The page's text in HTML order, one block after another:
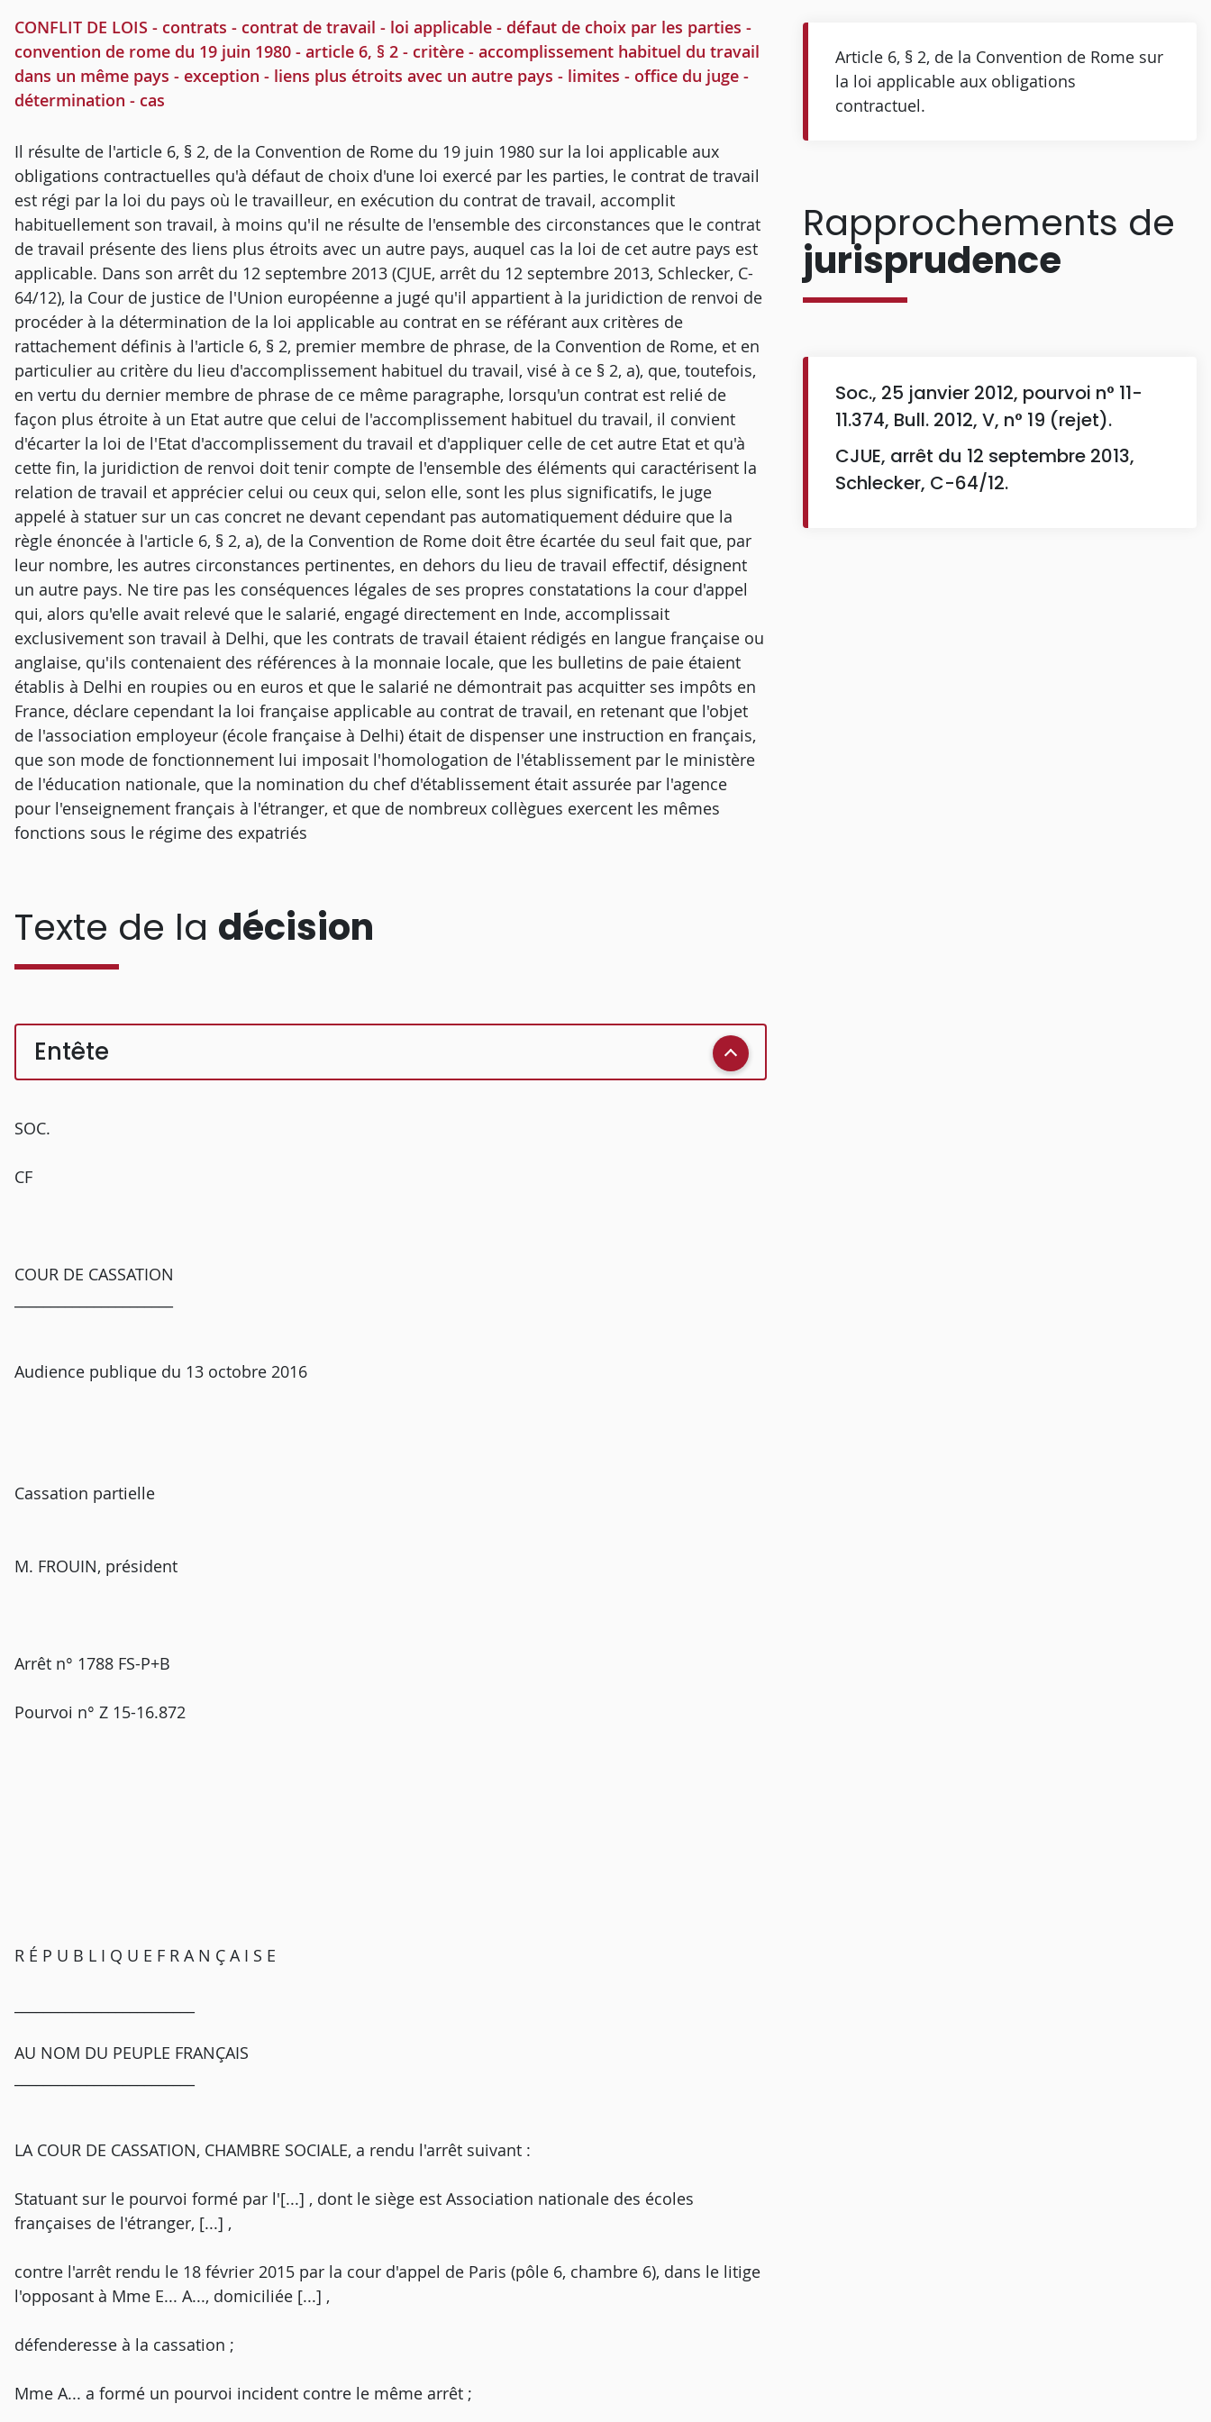
CONFLIT DE LOIS - contrats - contrat de travail - loi applicable - défaut de choix par les parties -
convention de rome du 19 juin 1980 - article 6, § 2 - critère - accomplissement habituel du travail
dans un même pays - exception - liens plus étroits avec un autre pays - limites - office du juge -
détermination - cas
Il résulte de l'article 6, § 2, de la Convention de Rome du 19 juin 1980 sur la loi applicable aux
obligations contractuelles qu'à défaut de choix d'une loi exercé par les parties, le contrat de travail
est régi par la loi du pays où le travailleur, en exécution du contrat de travail, accomplit
habituellement son travail, à moins qu'il ne résulte de l'ensemble des circonstances que le contrat
de travail présente des liens plus étroits avec un autre pays, auquel cas la loi de cet autre pays est
applicable. Dans son arrêt du 12 septembre 2013 (CJUE, arrêt du 12 septembre 2013, Schlecker, C-
64/12), la Cour de justice de l'Union européenne a jugé qu'il appartient à la juridiction de renvoi de
procéder à la détermination de la loi applicable au contrat en se référant aux critères de
rattachement définis à l'article 6, § 2, premier membre de phrase, de la Convention de Rome, et en
particulier au critère du lieu d'accomplissement habituel du travail, visé à ce § 2, a), que, toutefois,
en vertu du dernier membre de phrase de ce même paragraphe, lorsqu'un contrat est relié de
façon plus étroite à un Etat autre que celui de l'accomplissement habituel du travail, il convient
d'écarter la loi de l'Etat d'accomplissement du travail et d'appliquer celle de cet autre Etat et qu'à
cette fin, la juridiction de renvoi doit tenir compte de l'ensemble des éléments qui caractérisent la
relation de travail et apprécier celui ou ceux qui, selon elle, sont les plus significatifs, le juge
appelé à statuer sur un cas concret ne devant cependant pas automatiquement déduire que la
règle énoncée à l'article 6, § 2, a), de la Convention de Rome doit être écartée du seul fait que, par
leur nombre, les autres circonstances pertinentes, en dehors du lieu de travail effectif, désignent
un autre pays. Ne tire pas les conséquences légales de ses propres constatations la cour d'appel
qui, alors qu'elle avait relevé que le salarié, engagé directement en Inde, accomplissait
exclusivement son travail à Delhi, que les contrats de travail étaient rédigés en langue française ou
anglaise, qu'ils contenaient des références à la monnaie locale, que les bulletins de paie étaient
établis à Delhi en roupies ou en euros et que le salarié ne démontrait pas acquitter ses impôts en
France, déclare cependant la loi française applicable au contrat de travail, en retenant que l'objet
de l'association employeur (école française à Delhi) était de dispenser une instruction en français,
que son mode de fonctionnement lui imposait l'homologation de l'établissement par le ministère
de l'éducation nationale, que la nomination du chef d'établissement était assurée par l'agence
pour l'enseignement français à l'étranger, et que de nombreux collègues exercent les mêmes
fonctions sous le régime des expatriés
Texte de la décision
Entête
SOC.
CF
COUR DE CASSATION
Audience publique du 13 octobre 2016
Cassation partielle
M. FROUIN, président
Arrêt n° 1788 FS-P+B
Pourvoi n° Z 15-16.872
R É P U B L I Q U E F R A N Ç A I S E
AU NOM DU PEUPLE FRANÇAIS
LA COUR DE CASSATION, CHAMBRE SOCIALE, a rendu l'arrêt suivant :
Statuant sur le pourvoi formé par l'[...] , dont le siège est Association nationale des écoles
françaises de l'étranger, [...] ,
contre l'arrêt rendu le 18 février 2015 par la cour d'appel de Paris (pôle 6, chambre 6), dans le litige
l'opposant à Mme E... A..., domiciliée [...] ,
défenderesse à la cassation ;
Mme A... a formé un pourvoi incident contre le même arrêt ;
Article 6, § 2, de la Convention de Rome sur
la loi applicable aux obligations
contractuel.
Rapprochements de
jurisprudence
Soc., 25 janvier 2012, pourvoi n° 11-
11.374, Bull. 2012, V, n° 19 (rejet).
CJUE, arrêt du 12 septembre 2013,
Schlecker, C-64/12.